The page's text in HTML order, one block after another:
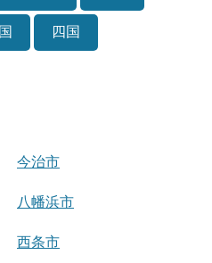
四国
今治市
八幡浜市
西条市